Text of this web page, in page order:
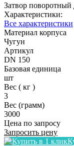
Затвор
Характеристики:
Все характеристики
Материал корпуса
Чугун
Артикул
DN 150
Базовая единица
шт
Вес ( кг )
3
Вес (грамм)
3000
Цена по запросу
Запросить цену